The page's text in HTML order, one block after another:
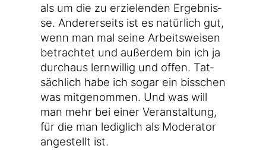
als um die zu erzie­len­den Ergeb­nis­
se. Ande­rer­seits ist es natür­lich gut,
wenn man mal sei­ne Arbeits­wei­sen
betrach­tet und außer­dem bin ich ja
durch­aus lern­wil­lig und offen. Tat­
säch­lich habe ich sogar ein biss­chen
was mit­ge­nom­men. Und was will
man mehr bei einer Ver­an­stal­tung,
für die man ledig­lich als Mode­ra­tor
ange­stellt ist.